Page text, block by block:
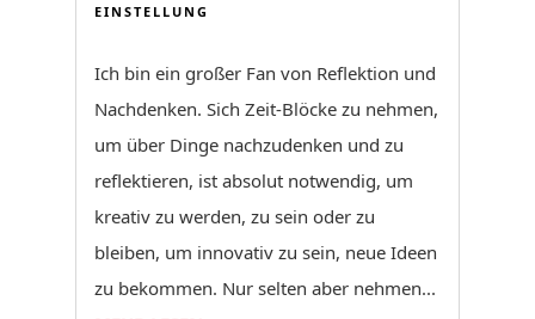
EINSTELLUNG
Ich bin ein großer Fan von Reflektion und
Nachdenken. Sich Zeit-Blöcke zu nehmen,
um über Dinge nachzudenken und zu
reflektieren, ist absolut notwendig, um
kreativ zu werden, zu sein oder zu
bleiben, um innovativ zu sein, neue Ideen
zu bekommen. Nur selten aber nehmen...